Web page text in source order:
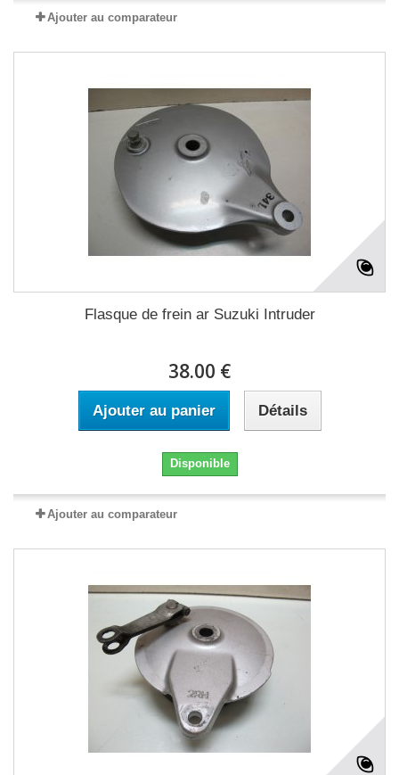
Ajouter au comparateur
Flasque de frein ar Suzuki Intruder
38.00 €
Ajouter au panier Détails
Disponible
Ajouter au comparateur